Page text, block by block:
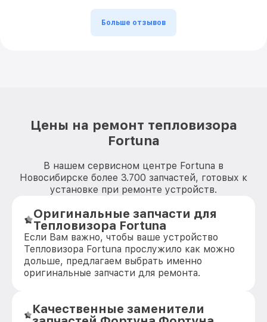
Больше отзывов
Цены на ремонт тепловизора
Fortuna
В нашем сервисном центре Fortuna в
Новосибирске более 3.700 запчастей, готовых к
установке при ремонте устройств.
Оригинальные запчасти для
Тепловизора Fortuna
Если Вам важно, чтобы ваше устройство
Тепловизора Fortuna прослужило как можно
дольше, предлагаем выбрать именно
оригинальные запчасти для ремонта.
Качественные заменители